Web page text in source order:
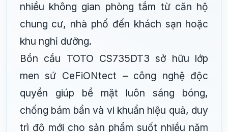
nhiều không gian phòng tắm từ căn hộ
chung cư, nhà phố đến khách sạn hoặc
khu nghỉ dưỡng.
Bồn cầu TOTO CS735DT3 sở hữu lớp
men sứ CeFiONtect – công nghệ độc
quyền giúp bề mặt luôn sáng bóng,
chống bám bẩn và vi khuẩn hiệu quả, duy
trì độ mới cho sản phẩm suốt nhiều năm